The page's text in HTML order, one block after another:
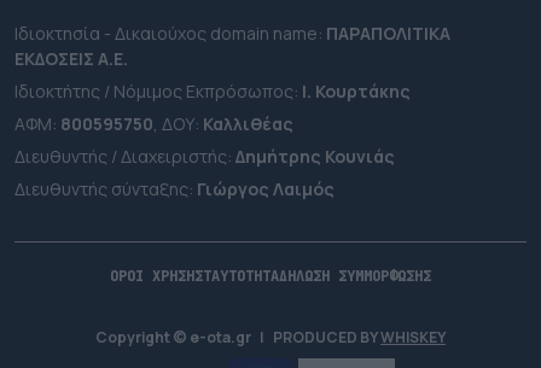
Ιδιοκτησία - Δικαιούχος domain name: ΠΑΡΑΠΟΛΙΤΙΚΑ
ΕΚΔΟΣΕΙΣ A.E.
Ιδιοκτήτης / Νόμιμος Εκπρόσωπος: Ι. Κουρτάκης
ΑΦΜ: 800595750, ΔΟΥ: Καλλιθέας
Διευθυντής / Διαχειριστής: Δημήτρης Κουνιάς
Διευθυντής σύνταξης: Γιώργος Λαιμός
ΟΡΟΙ ΧΡΗΣΗΣΤΑΥΤΟΤΗΤΑΔΗΛΩΣΗ ΣΥΜΜΟΡΦΩΣΗΣ
Copyright © e-ota.gr | PRODUCED BYWHISKEY